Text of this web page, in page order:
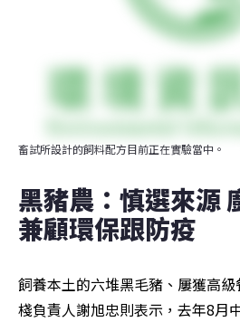
畜試所設計的飼料配方目前正在實驗當中。
黑豬農：慎選來源
兼顧環保跟防疫
飼養本土的六堆黑毛豬、屢獲高
棧負責人謝旭忠則表示，去年8月